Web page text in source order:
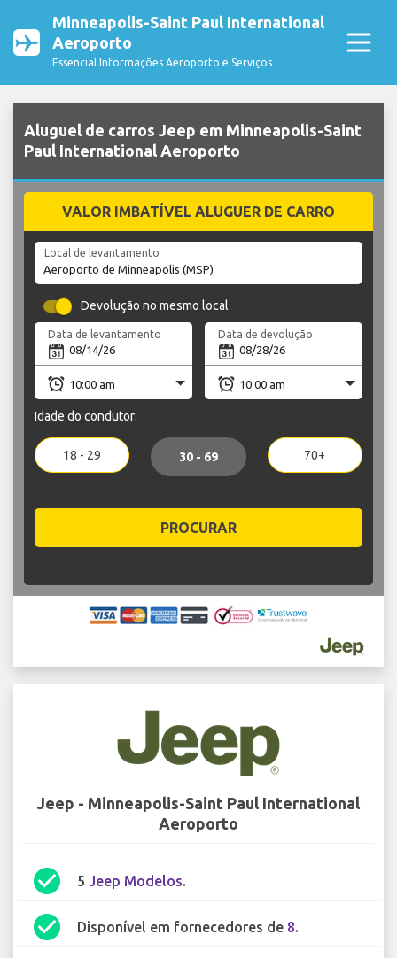
Minneapolis-Saint Paul International
Aeroporto
Essencial Informações Aeroporto e Serviços
Aluguel de carros Jeep em Minneapolis-Saint
Paul International Aeroporto
VALOR IMBATÍVEL ALUGUER DE CARRO
Local de levantamento
Devolução no mesmo local
Data de levantamento Data de devolução
Idade do condutor:
18 - 29 30 - 69 70+
PROCURAR
Jeep - Minneapolis-Saint Paul International
Aeroporto
check_circle 5 Jeep Modelos.
check_circle Disponível em fornecedores de 8.